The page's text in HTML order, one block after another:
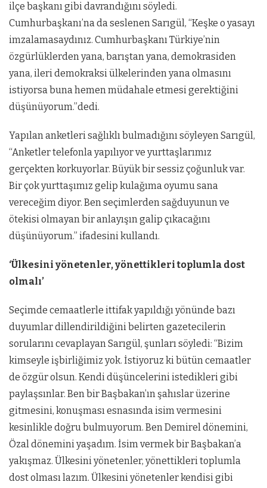
ilçe başkanı gibi davrandığını söyledi.
Cumhurbaşkanı’na da seslenen Sarıgül, “Keşke o yasayı
imzalamasaydınız. Cumhurbaşkanı Türkiye’nin
özgürlüklerden yana, barıştan yana, demokrasiden
yana, ileri demokraksi ülkelerinden yana olmasını
istiyorsa buna hemen müdahale etmesi gerektiğini
düşünüyorum.”dedi.
Yapılan anketleri sağlıklı bulmadığını söyleyen Sarıgül,
“Anketler telefonla yapılıyor ve yurttaşlarımız
gerçekten korkuyorlar. Büyük bir sessiz çoğunluk var.
Bir çok yurttaşımız gelip kulağıma oyumu sana
vereceğim diyor. Ben seçimlerden sağduyunun ve
ötekisi olmayan bir anlayışın galip çıkacağını
düşünüyorum.” ifadesini kullandı.
‘Ülkesini yönetenler, yönettikleri toplumla dost
olmalı’
Seçimde cemaatlerle ittifak yapıldığı yönünde bazı
duyumlar dillendirildiğini belirten gazetecilerin
sorularını cevaplayan Sarıgül, şunları söyledi: “Bizim
kimseyle işbirliğimiz yok. İstiyoruz ki bütün cemaatler
de özgür olsun. Kendi düşüncelerini istedikleri gibi
paylaşsınlar. Ben bir Başbakan’ın şahıslar üzerine
gitmesini, konuşması esnasında isim vermesini
kesinlikle doğru bulmuyorum. Ben Demirel dönemini,
Özal dönemini yaşadım. İsim vermek bir Başbakan’a
yakışmaz. Ülkesini yönetenler, yönettikleri toplumla
dost olması lazım. Ülkesini yönetenler kendisi gibi